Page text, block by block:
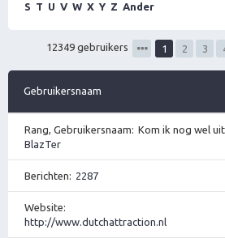
S T U V W X Y Z Ander
12349 gebruikers 1 2 3
Gebruikersnaam
Rang, Gebruikersnaam Kom ik nog wel
BlazTer
Berichten 2287
Website
http://www.dutchattraction.nl